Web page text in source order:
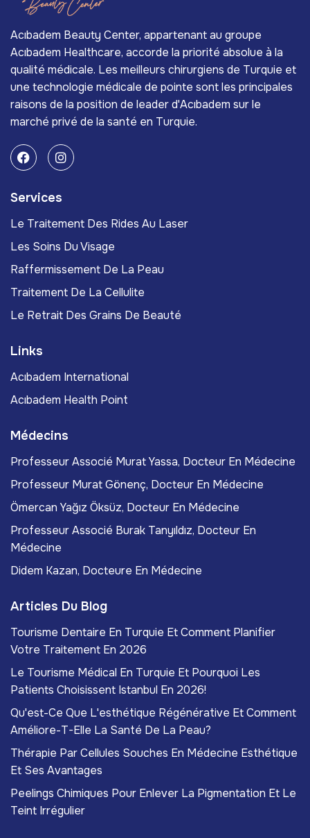
Acıbadem Beauty Center, appartenant au groupe
Acıbadem Healthcare, accorde la priorité absolue à la
qualité médicale. Les meilleurs chirurgiens de Turquie et
une technologie médicale de pointe sont les principales
raisons de la position de leader d'Acıbadem sur le
marché privé de la santé en Turquie.
Services
Le Traitement Des Rides Au Laser
Les Soins Du Visage
Raffermissement De La Peau
Traitement De La Cellulite
Le Retrait Des Grains De Beauté
Links
Acıbadem International
Acıbadem Health Point
Médecins
Professeur Associé Murat Yassa, Docteur En Médecine
Professeur Murat Gönenç, Docteur En Médecine
Ömercan Yağız Öksüz, Docteur En Médecine
Professeur Associé Burak Tanyıldız, Docteur En
Médecine
Didem Kazan, Docteure En Médecine
Articles Du Blog
Tourisme Dentaire En Turquie Et Comment Planifier
Votre Traitement En 2026
Le Tourisme Médical En Turquie Et Pourquoi Les
Patients Choisissent Istanbul En 2026!
Qu'est-Ce Que L'esthétique Régénérative Et Comment
Améliore-T-Elle La Santé De La Peau?
Thérapie Par Cellules Souches En Médecine Esthétique
Et Ses Avantages
Peelings Chimiques Pour Enlever La Pigmentation Et Le
Teint Irrégulier